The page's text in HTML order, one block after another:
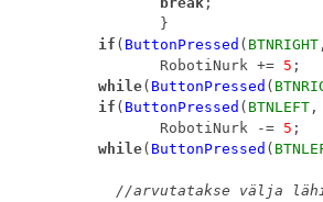
}
if ( ButtonPressed ( BTNRIGHT
RobotiNurk += 5 ;
while( ButtonPressed (
if ( ButtonPressed ( BTNLEFT ,
RobotiNurk -= 5 ;
while( ButtonPressed (
//arvutatakse välja